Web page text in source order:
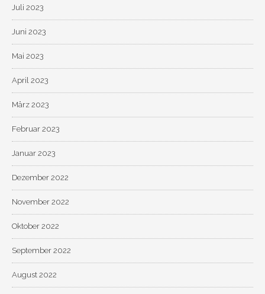
Juli 2023
Juni 2023
Mai 2023
April 2023
März 2023
Februar 2023
Januar 2023
Dezember 2022
November 2022
Oktober 2022
September 2022
August 2022